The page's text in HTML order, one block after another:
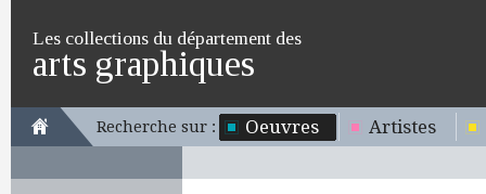
Les collections du département des
arts graphiques
Recherche sur : Oeuvres Artistes